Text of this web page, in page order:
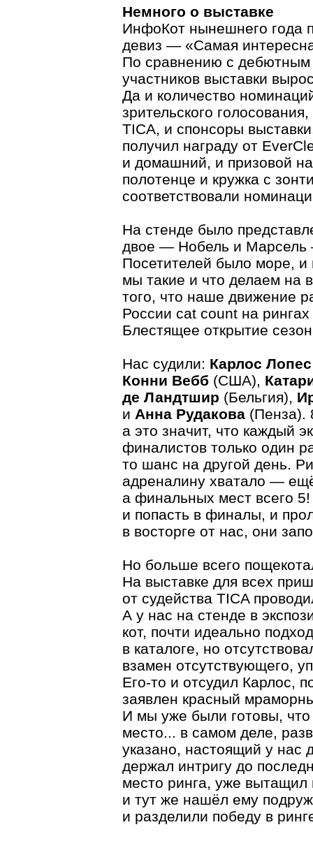
Немного о выставке
ИнфоКот нынешнего года
девиз — «Самая
По сравнению с
участников выставки
Да и количество
зрительского
TICA, и спонсоры
получил награду от
и домашний, и призовой
полотенце и кружка с
соответствовали
На стенде было
двое — Нобель и Марсель
Посетителей было море, и
мы такие и что делаем на
того, что наше движение
России cat count на
Блестящее открытие
Нас судили: Карлос Лопес
Конни Вебб (США),
де Ландтшир (Бельгия),
и Анна Рудакова (Пенза).
а это значит, что каждый
финалистов только один
то шанс на другой день.
адреналину хватало —
а финальных мест всего
и попасть в финалы, и
в восторге от нас, они
Но больше всего
На выставке для всех
от судейства TICA
А у нас на стенде в
кот, почти идеально
в каталоге, но
взамен отсутствующего,
Его-то и отсудил Карлос,
заявлен красный
И мы уже были готовы, что
место... в самом деле,
указано, настоящий у
держал интригу до
место ринга, уже вытащил
и тут же нашёл ему
и разделили победу в